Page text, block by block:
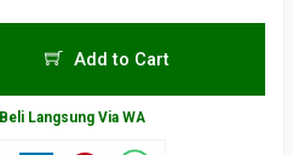
Add to Cart
Beli Langsung Via WA